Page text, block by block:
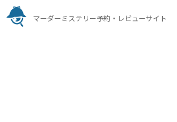
マーダーミステリー予約・レビューサイト